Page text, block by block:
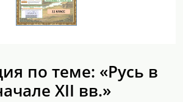
по теме: «Русь в
XII вв.»